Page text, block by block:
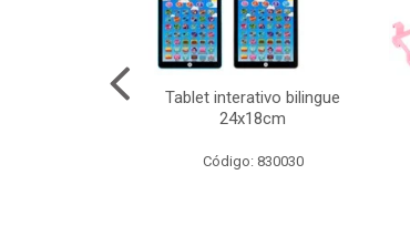
Tablet interativo bilingue
24x18cm
Código: 830030